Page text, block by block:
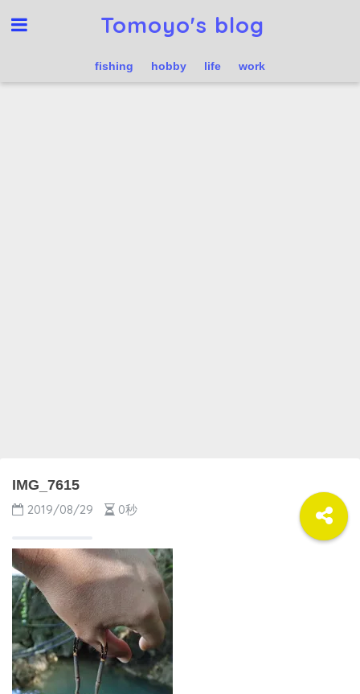
Tomoyo's blog
fishing hobby life work
IMG_7615
2019/08/29 0秒